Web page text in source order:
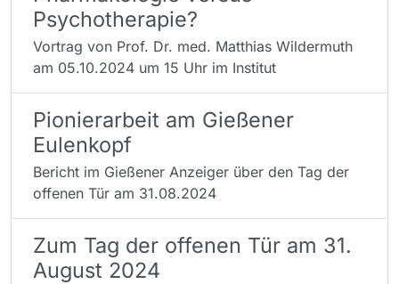
Psychotherapie?
Vortrag von Prof. Dr. med. Matthias Wildermuth
am 05.10.2024 um 15 Uhr im Institut
Pionierarbeit am Gießener
Eulenkopf
Bericht im Gießener Anzeiger über den Tag der
offenen Tür am 31.08.2024
Zum Tag der offenen Tür am 31.
August 2024